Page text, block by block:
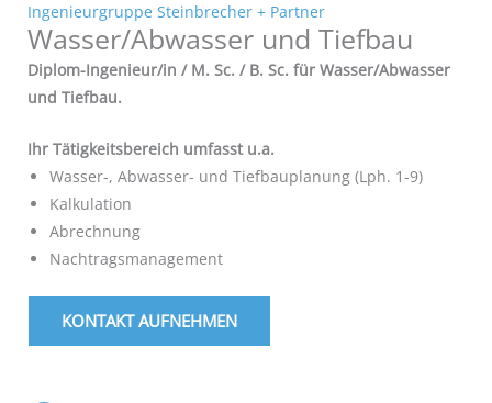
Ingenieurgruppe Steinbrecher + Partner
Wasser/Abwasser und Tiefbau
Diplom-Ingenieur/in / M. Sc. / B. Sc. für Wasser/Abwasser
und Tiefbau.
Ihr Tätigkeitsbereich umfasst u.a.
Wasser-, Abwasser- und Tiefbauplanung (Lph. 1-9)
Kalkulation
Abrechnung
Nachtragsmanagement
KONTAKT AUFNEHMEN